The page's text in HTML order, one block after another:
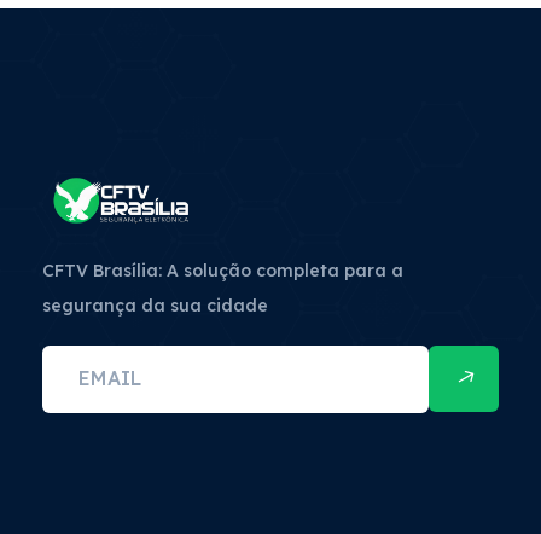
CFTV Brasília: A solução completa para a
segurança da sua cidade